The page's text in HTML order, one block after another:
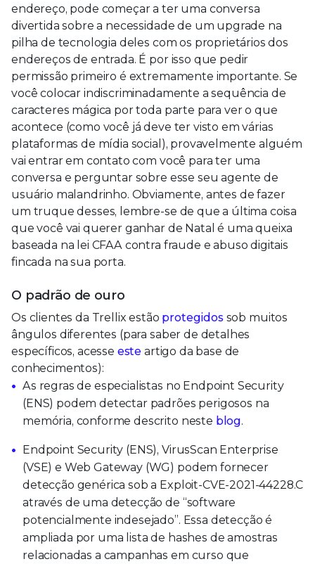
endereço, pode começar a ter uma conversa
divertida sobre a necessidade de um upgrade na
pilha de tecnologia deles com os proprietários dos
endereços de entrada. É por isso que pedir
permissão primeiro é extremamente importante. Se
você colocar indiscriminadamente a sequência de
caracteres mágica por toda parte para ver o que
acontece (como você já deve ter visto em várias
plataformas de mídia social), provavelmente alguém
vai entrar em contato com você para ter uma
conversa e perguntar sobre esse seu agente de
usuário malandrinho. Obviamente, antes de fazer
um truque desses, lembre-se de que a última coisa
que você vai querer ganhar de Natal é uma queixa
baseada na lei CFAA contra fraude e abuso digitais
fincada na sua porta.
O padrão de ouro
Os clientes da Trellix estão protegidossob muitos
ângulos diferentes (para saber de detalhes
específicos, acesse este artigo da base de
conhecimentos):
As regras de especialistas no Endpoint Security
(ENS) podem detectar padrões perigosos na
memória, conforme descrito neste blog.
Endpoint Security (ENS), VirusScan Enterprise
(VSE) e Web Gateway (WG) podem fornecer
detecção genérica sob a Exploit-CVE-2021-44228.C
através de uma detecção de “software
potencialmente indesejado”. Essa detecção é
ampliada por uma lista de hashes de amostras
relacionadas a campanhas em curso que